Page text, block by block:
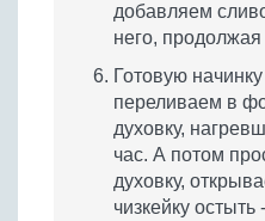
добавляем
него, продолжая
Готовую
переливаем в
духовку,
час. А потом
духовку,
чизкейку остыть